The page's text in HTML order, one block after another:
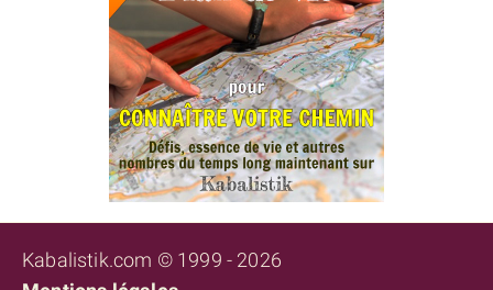
Kabalistik.com © 1999 - 2026